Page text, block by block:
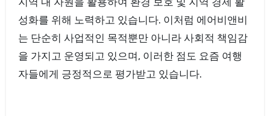
성화를 위해 노력하고 있습니다. 이처럼 에어비앤비
는 단순히 사업적인 목적뿐만 아니라 사회적 책임감
을 가지고 운영되고 있으며, 이러한 점도 요즘 여행
자들에게 긍정적으로 평가받고 있습니다.